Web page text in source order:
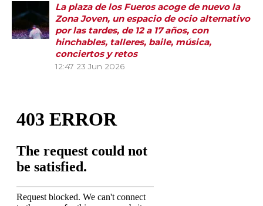
La plaza de los Fueros acoge de nuevo la
Zona Joven, un espacio de ocio alternativo
por las tardes, de 12 a 17 años, con
hinchables, talleres, baile, música,
conciertos y retos
12:47 23 Jun 2026